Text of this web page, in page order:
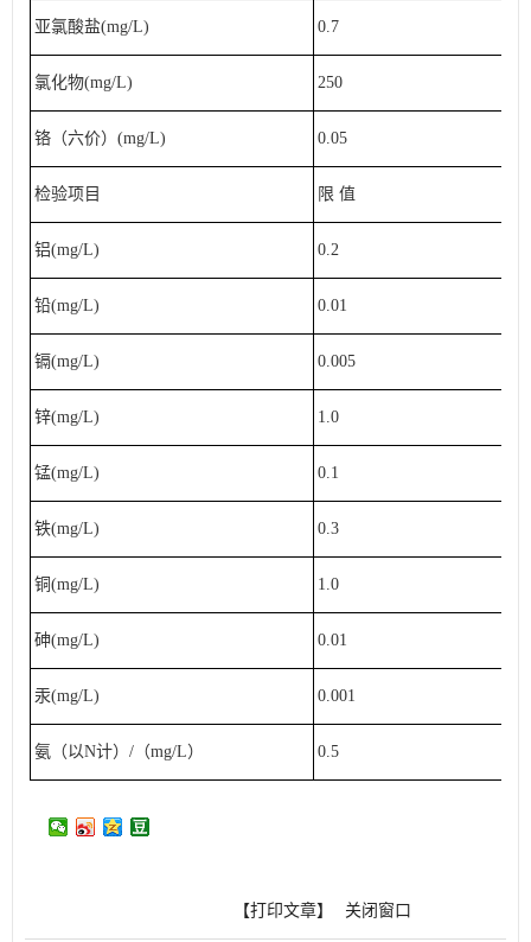
亚氯酸盐(mg/L) 0.7
氯化物(mg/L) 250
铬（六价）(mg/L) 0.05
检验项目 限 值
铝(mg/L) 0.2
铅(mg/L) 0.01
镉(mg/L) 0.005
锌(mg/L) 1.0
锰(mg/L) 0.1
铁(mg/L) 0.3
铜(mg/L) 1.0
砷(mg/L) 0.01
汞(mg/L) 0.001
氨（以N计）/（mg/L） 0.5
【打印文章】 关闭窗口